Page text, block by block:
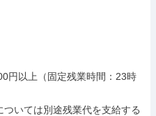
円以上（固定残業時間：23時
いては別途残業代を支給する